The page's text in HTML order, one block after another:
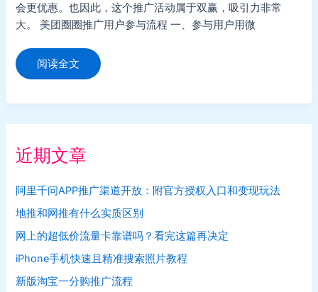
会更优惠。也因此，这个推广活动属于双赢，吸引力非常
大。 美团圈圈推广用户参与流程 一、参与用户用微
美
圈
是
么，
推
广
阅读全文
近期文章
阿里千问APP推广渠道开放：附官方授权入口和变现玩法
地推和网推有什么实质区别
网上的超低价流量卡靠谱吗？看完这篇再决定
iPhone手机快速且精准搜索照片教程
新版淘宝一分购推广流程